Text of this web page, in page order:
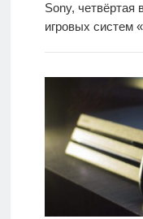
Sony, четвёртая
игровых систем